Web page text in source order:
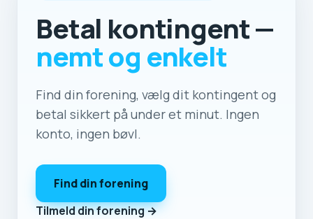
Betal kontingent —
nemt og enkelt
Find din forening, vælg dit kontingent og
betal sikkert på under et minut. Ingen
konto, ingen bøvl.
Find din forening
Tilmeld din forening →